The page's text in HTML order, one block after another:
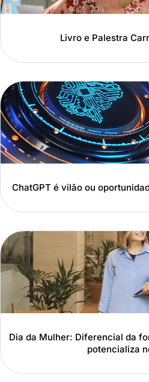
Livro e Palestra
ChatGPT é vilão ou
Dia da Mulher: Diferencial da
potencializa